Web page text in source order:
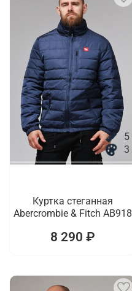
5
3
Куртка стеганная
Abercrombie & Fitch AB918
8 290 ₽